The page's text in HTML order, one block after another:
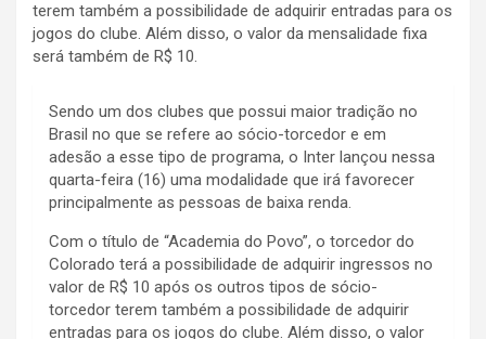
terem também a possibilidade de adquirir entradas para os
jogos do clube. Além disso, o valor da mensalidade fixa
será também de R$ 10.
Sendo um dos clubes que possui maior tradição no
Brasil no que se refere ao sócio-torcedor e em
adesão a esse tipo de programa, o Inter lançou nessa
quarta-feira (16) uma modalidade que irá favorecer
principalmente as pessoas de baixa renda.
Com o título de “Academia do Povo”, o torcedor do
Colorado terá a possibilidade de adquirir ingressos no
valor de R$ 10 após os outros tipos de sócio-
torcedor terem também a possibilidade de adquirir
entradas para os jogos do clube. Além disso, o valor